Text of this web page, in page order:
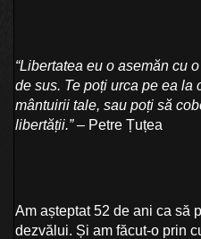
“Libertatea eu o asemăn cu
de sus. Te poți urca pe ea la
mântuirii tale, sau poți să
libertății.”– Petre Țuțea
Am așteptat 52 de ani ca să
dezvălui. Și am făcut-o prin